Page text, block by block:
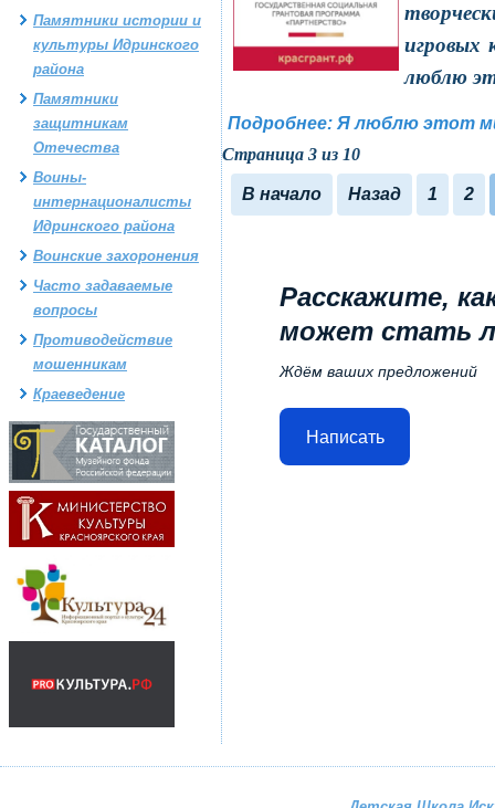
Памятники истории и
культуры Идринского
района
Памятники
защитникам
Отечества
Воины-
интернационалисты
Идринского района
Воинские захоронения
Часто задаваемые
вопросы
Противодействие
мошенникам
Краеведение
игровых
люблю
Подробнее: Я люблю этот
Страница 3 из 10
В начало Назад 1 2
Расскажите,
может стать
Ждём ваших предложений
Написать